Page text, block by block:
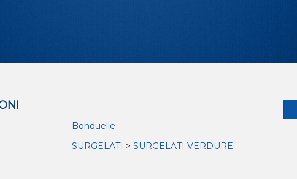
Bonduelle
SURGELATI > SURGELATI VERDURE